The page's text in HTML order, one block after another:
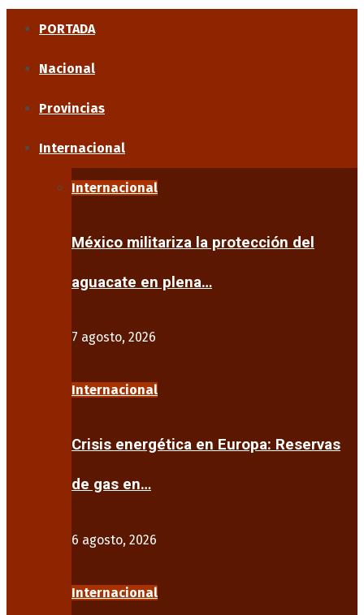
PORTADA
Nacional
Provincias
Internacional
Internacional
México militariza la protección del
aguacate en plena…
7 agosto, 2026
Internacional
Crisis energética en Europa: Reservas
de gas en…
6 agosto, 2026
Internacional